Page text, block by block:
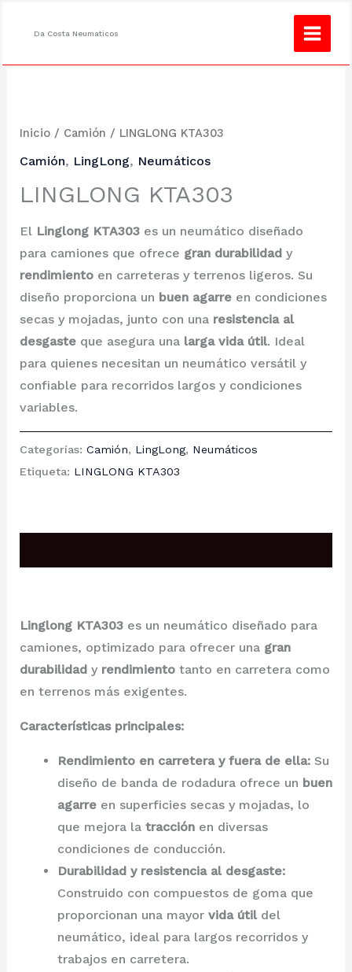
Da Costa Neumaticos
Inicio/ Camión / LINGLONG KTA303
Camión, LingLong, Neumáticos
LINGLONG KTA303
El Linglong KTA303es un neumático diseñado
para camiones que ofrece gran durabilidad y
rendimientoen carreteras y terrenos ligeros. Su
diseño proporciona un buen agarreen condiciones
secas y mojadas, junto con una resistencia al
desgasteque asegura una larga vida útil. Ideal
para quienes necesitan un neumático versátil y
confiable para recorridos largos y condiciones
variables.
Categorías: Camión, LingLong, Neumáticos
Etiqueta: LINGLONG KTA303
Linglong KTA303es un neumático diseñado para
camiones, optimizado para ofrecer una gran
durabilidady rendimientotanto en carretera como
en terrenos más exigentes.
Características principales:
Rendimiento en carretera y fuera de ella:Su
diseño de banda de rodadura ofrece un buen
agarreen superficies secas y mojadas, lo
que mejora la tracciónen diversas
condiciones de conducción.
Durabilidad y resistencia al desgaste:
Construido con compuestos de goma que
proporcionan una mayor vida útildel
neumático, ideal para largos recorridos y
trabajos en carretera.
Consulta